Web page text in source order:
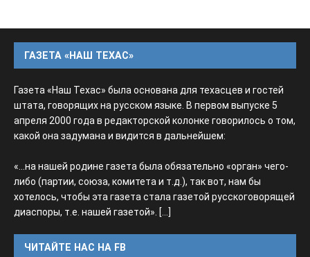
ГАЗЕТА «НАШ ТЕХАС»
Газета «Наш Техас» была основана для техасцев и гостей
штата, говорящих на русском языке. В первом выпуске 5
апреля 2000 года в редакторской колонке говорилось о том,
какой она задумана и видится в дальнейшем:
«...на нашей родине газета была обязательно «орган» чего-
либо (партии, союза, комитета и т.д.), так вот, нам бы
хотелось, чтобы эта газета стала газетой русскоговорящей
диаспоры, т.е. нашей газетой». [...]
ЧИТАЙТЕ НАС НА FB